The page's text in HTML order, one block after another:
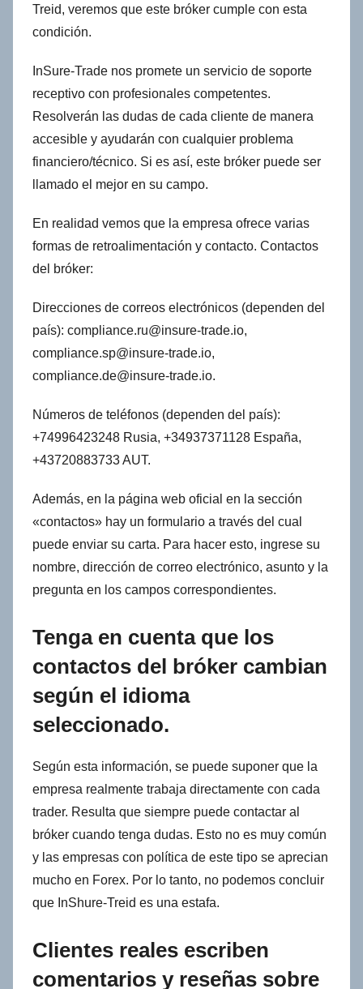
Treid, veremos que este bróker cumple con esta
condición.
InSure-Trade nos promete un servicio de soporte
receptivo con profesionales competentes.
Resolverán las dudas de cada cliente de manera
accesible y ayudarán con cualquier problema
financiero/técnico. Si es así, este bróker puede ser
llamado el mejor en su campo.
En realidad vemos que la empresa ofrece varias
formas de retroalimentación y contacto. Contactos
del bróker:
Direcciones de correos electrónicos (dependen del
país): compliance.ru@insure-trade.io,
compliance.sp@insure-trade.io,
compliance.de@insure-trade.io.
Números de teléfonos (dependen del país):
+74996423248 Rusia, +34937371128 España,
+43720883733 AUT.
Además, en la página web oficial en la sección
«contactos» hay un formulario a través del cual
puede enviar su carta. Para hacer esto, ingrese su
nombre, dirección de correo electrónico, asunto y la
pregunta en los campos correspondientes.
Tenga en cuenta que los
contactos del bróker cambian
según el idioma
seleccionado.
Según esta información, se puede suponer que la
empresa realmente trabaja directamente con cada
trader. Resulta que siempre puede contactar al
bróker cuando tenga dudas. Esto no es muy común
y las empresas con política de este tipo se aprecian
mucho en Forex. Por lo tanto, no podemos concluir
que InShure-Treid es una estafa.
Clientes reales escriben
comentarios y reseñas sobre